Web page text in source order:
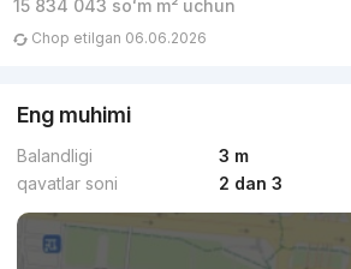
15 834 043 soʻmm² uchun
Chop etilgan 06.06.2026
Eng muhimi
Balandligi
3 m
qavatlar soni
2 dan 3